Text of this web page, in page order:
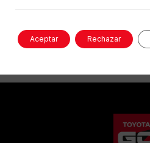
Aceptar Rechazar